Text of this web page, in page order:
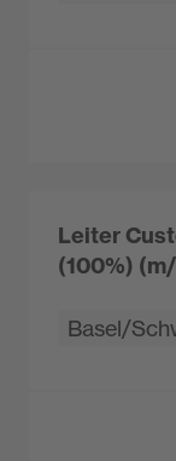
Leiter
(100%)
Basel/